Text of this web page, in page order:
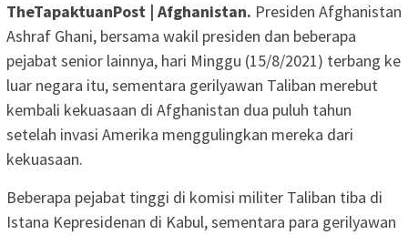
TheTapaktuanPost | Afghanistan. Presiden Afghanistan
Ashraf Ghani, bersama wakil presiden dan beberapa
pejabat senior lainnya, hari Minggu (15/8/2021) terbang ke
luar negara itu, sementara gerilyawan Taliban merebut
kembali kekuasaan di Afghanistan dua puluh tahun
setelah invasi Amerika menggulingkan mereka dari
kekuasaan.
Beberapa pejabat tinggi di komisi militer Taliban tiba di
Istana Kepresidenan di Kabul, sementara para gerilyawan